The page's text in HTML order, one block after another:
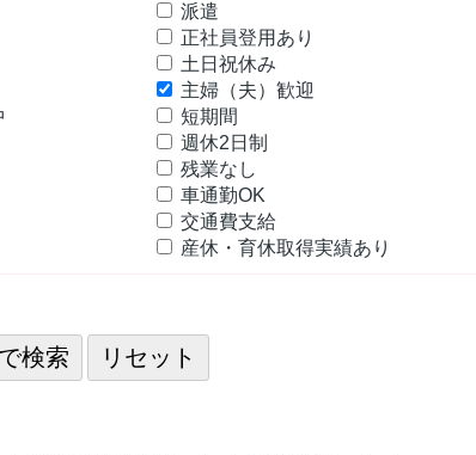
派遣
正社員登用あり
土日祝休み
主婦（夫）歓迎
短期間
週休2日制
残業なし
車通勤OK
交通費支給
産休・育休取得実績あり